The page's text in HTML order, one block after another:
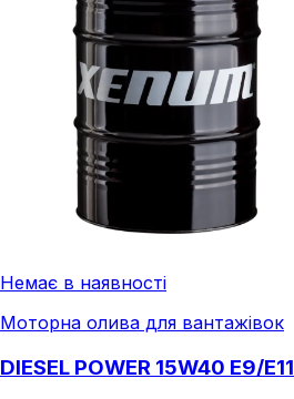
Немає в наявності
Моторна олива для вантажівок
DIESEL POWER 15W40 E9/E11